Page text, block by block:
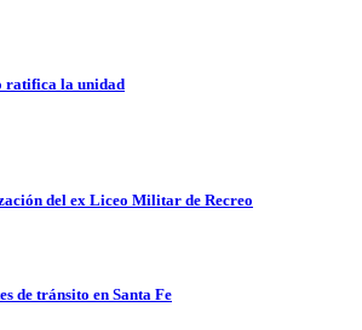
ratifica la unidad
del ex Liceo Militar de Recreo
de tránsito en Santa Fe